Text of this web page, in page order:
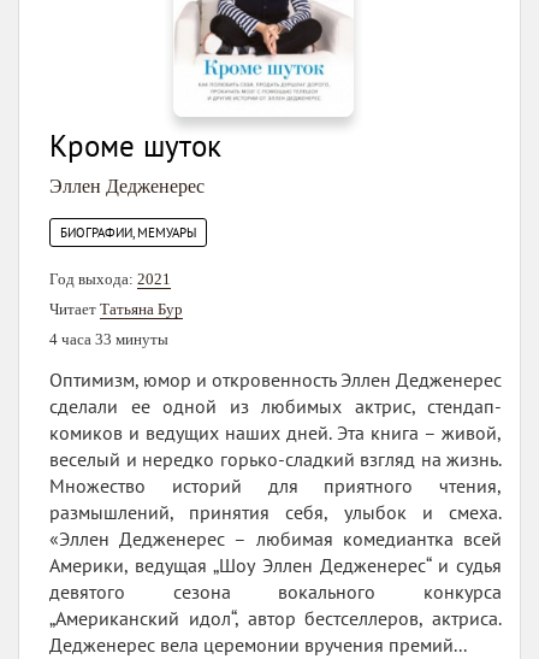
Кроме шуток
Эллен Дедженерес
БИОГРАФИИ, МЕМУАРЫ
Год выхода: 2021
Читает Татьяна Бур
4 часа 33 минуты
Оптимизм, юмор и откровенность Эллен Дедженерес
сделали ее одной из любимых актрис, стендап-
комиков и ведущих наших дней. Эта книга – живой,
веселый и нередко горько-сладкий взгляд на жизнь.
Множество историй для приятного чтения,
размышлений, принятия себя, улыбок и смеха.
«Эллен Дедженерес – любимая комедиантка всей
Америки, ведущая „Шоу Эллен Дедженерес“ и судья
девятого сезона вокального конкурса
„Американский идол“, автор бестселлеров, актриса.
Дедженерес вела церемонии вручения премий...